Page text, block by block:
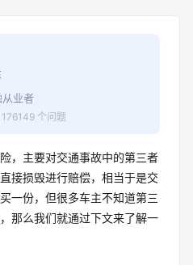
业者
个问题
，主要对交通事故中的第三者
接损毁进行赔偿，相当于是交
一份，但很多车主不知道第三
那么我们就通过下文来了解一